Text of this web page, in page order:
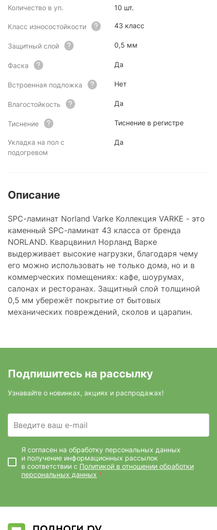
Количество в уп. 10 шт.
Класс износостойкости 43 класс
Защитный слой 0,5 мм
Фаска Да
Встроенная подложка Нет
Влагостойкость Да
Тиснение Тиснение в регистре
Укладка на пол с
подогревом
Да
Описание
SPC-ламинат Norland Varke Коллекция VARKE - это
каменный SPC-ламинат 43 класса от бренда
NORLAND. Кварцвинил Норланд Варке
выдерживает высокие нагрузки, благодаря чему
его можно использовать не только дома, но и в
коммерческих помещениях: кафе, шоурумах,
салонах и ресторанах. Защитный слой толщиной
0,5 мм убережёт покрытие от бытовых
механических повреждений, сколов и царапин.
Подпишитесь на рассылку
Узнавайте о новинках, акциях и распродажах!
Введите ваш e-mail
Я согласен на обработку персональных данных
и получение информационных рассылок
в соответствии с Политикой в отношении обработки
персональных данных *